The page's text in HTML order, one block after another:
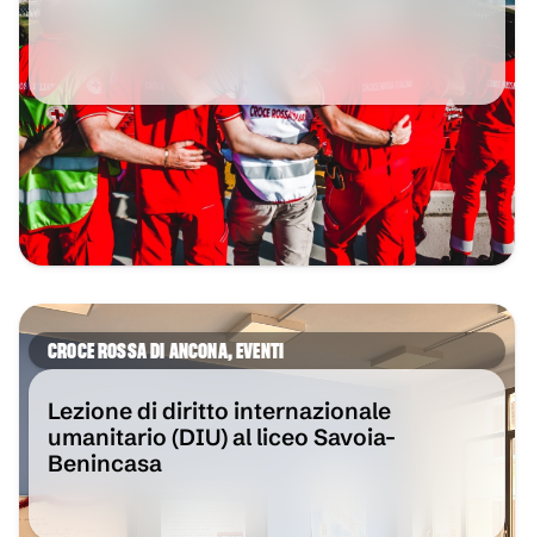
CROCE ROSSA DI ANCONA,EVENTI
Lezione di diritto internazionale
umanitario (DIU) al liceo Savoia-
Benincasa